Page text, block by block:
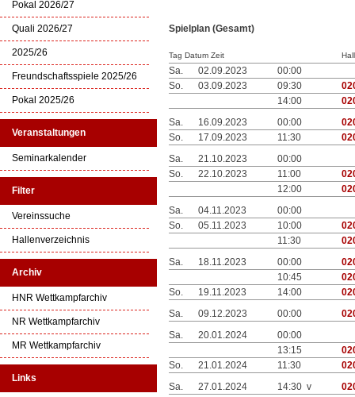
Pokal 2026/27
Quali 2026/27
2025/26
Freundschaftsspiele 2025/26
Pokal 2025/26
Veranstaltungen
Seminarkalender
Filter
Vereinssuche
Hallenverzeichnis
Archiv
HNR Wettkampfarchiv
NR Wettkampfarchiv
MR Wettkampfarchiv
Links
Spielplan (Gesamt)
Tag Datum Zeit
Sa. 02.09.2023
00:00
So.
03.09.2023 09:30
14:00
Sa.
16.09.2023 00:00
So.
17.09.2023 11:30
Sa.
21.10.2023
00:00
So.
22.10.2023 11:00
12:00
Sa.
04.11.2023
00:00
So.
05.11.2023 10:00
11:30
Sa.
18.11.2023 00:00
10:45
So.
19.11.2023 14:00
Sa.
09.12.2023 00:00
Sa.
20.01.2024
00:00
13:15
So.
21.01.2024 11:30
Sa.
27.01.2024 14:30 v